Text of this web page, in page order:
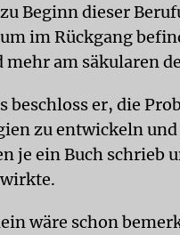
Beginn dieser
im Rückgang
mehr am säkularen
beschloss er, die
zu entwickeln
je ein Buch schrieb
wäre schon